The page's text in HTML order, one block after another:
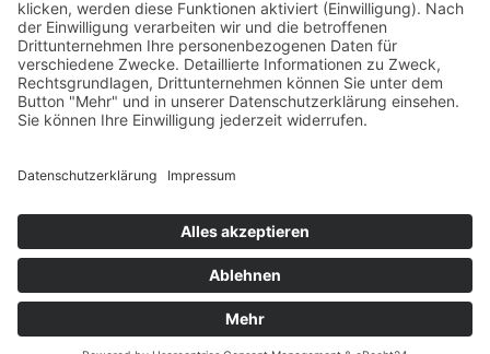
(PM CHIO Aachen)
gewinnt mit einem kleinen Vorsprung vor Deutschland
im Nationenpreis beim CHIO Aachen.
Datenschutzerklärung
© MIKS Magazin 2026